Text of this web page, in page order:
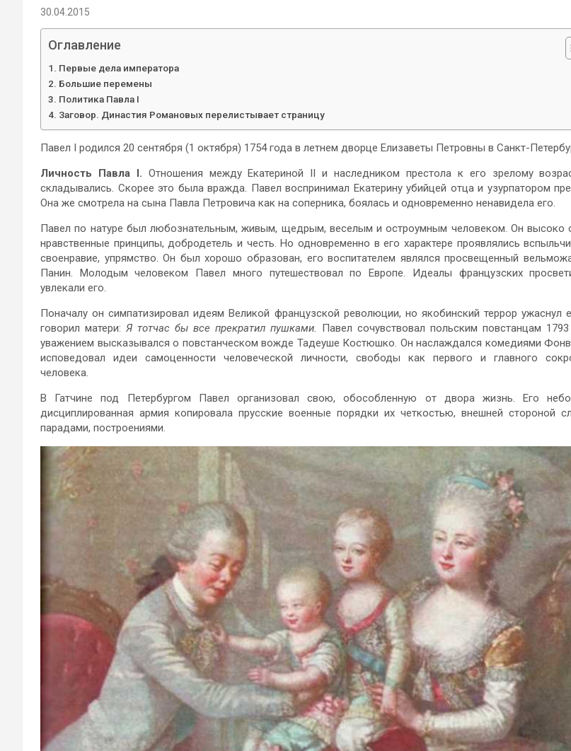
30.04.2015
Оглавление
Первые дела императора
Большие перемены
Политика Павла I
Заговор. Династия Романовых перелистывает страницу
Павел I родился 20 сентября (1 октября) 1754 года в летнем дворце Елизаветы Петровны в Санкт-
Личность Павла I. Отношения между Екатериной II и наследником престола к его зрелому
складывались. Скорее это была вражда. Павел воспринимал Екатерину убийцей отца и узурпатором
Она же смотрела на сына Павла Петровича как на соперника, боялась и одновременно ненавидела его.
Павел по натуре был любознательным, живым, щедрым, веселым и остроумным человеком. Он высоко
нравственные принципы, добродетель и честь. Но одновременно в его характере проявлялись
своенравие, упрямство. Он был хорошо образован, его воспитателем являлся просвещенный
Панин. Молодым человеком Павел много путешествовал по Европе. Идеалы французских
увлекали его.
Поначалу он симпатизировал идеям Великой французской революции, но якобинский террор ужаснул
говорил матери:Я тотчас бы все прекратил пушками. Павел сочувствовал польским повстанцам
уважением высказывался о повстанческом вожде Тадеуше Костюшко. Он наслаждался комедиями
исповедовал идеи самоценности человеческой личности, свободы как первого и главного
человека.
В Гатчине под Петербургом Павел организовал свою, обособленную от двора жизнь. Его
дисциплированная армия копировала прусские военные порядки их четкостью, внешней стороной
парадами, построениями.